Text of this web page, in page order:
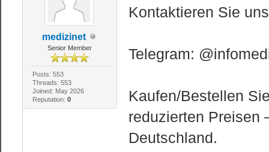
medizinet
Senior Member
Posts: 553
Threads: 553
Joined: May 2026
Reputation: 0
Kontaktieren Sie
Telegram:
Kaufen/Bestellen
reduzierten Preisen
Deutschland.